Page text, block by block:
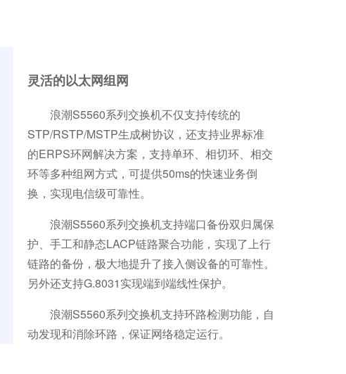
灵活的以太网组网
浪潮S5560系列交换机不仅支持传统的
STP/RSTP/MSTP生成树协议，还支持业界标准
的ERPS环网解决方案，支持单环、相切环、相交
环等多种组网方式，可提供50ms的快速业务倒
换，实现电信级可靠性。
浪潮S5560系列交换机支持端口备份双归属保
护、手工和静态LACP链路聚合功能，实现了上行
链路的备份，极大地提升了接入侧设备的可靠性。
另外还支持G.8031实现端到端线性保护。
浪潮S5560系列交换机支持环路检测功能，自
动发现和消除环路，保证网络稳定运行。